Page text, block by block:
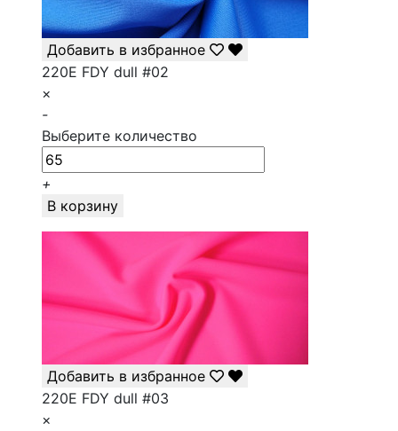
Добавить в избранное
220E FDY dull #02
×
-
Выберите количество
+
В корзину
Добавить в избранное
220E FDY dull #03
×